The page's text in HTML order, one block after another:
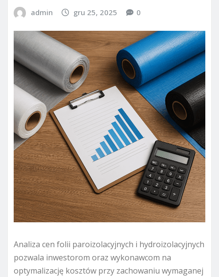
admin gru 25, 2025 0
Analiza cen folii paroizolacyjnych i hydroizolacyjnych
pozwala inwestorom oraz wykonawcom na
optymalizację kosztów przy zachowaniu wymaganej